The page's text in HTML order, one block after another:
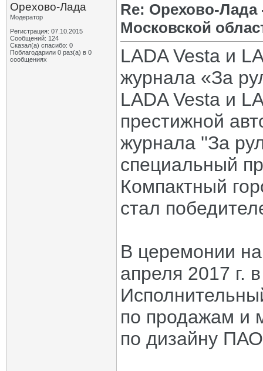
Орехово-Лада
Модератор
Регистрация: 07.10.2015
Сообщений: 124
Сказал(а) спасибо: 0
Поблагодарили 0 раз(а) в 0
сообщениях
Re: Орехово-
Московской
LADA Vesta и
журнала «За
LADA Vesta и
престижной
журнала ''За
специальный
Компактный
стал
В церемонии
апреля 2017 г.
по продажам и
по дизайну